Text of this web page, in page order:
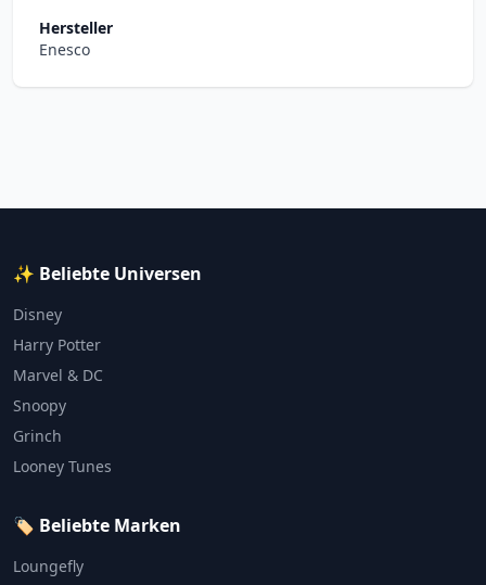
Hersteller
Enesco
✨ Beliebte Universen
Disney
Harry Potter
Marvel & DC
Snoopy
Grinch
Looney Tunes
🏷️ Beliebte Marken
Loungefly